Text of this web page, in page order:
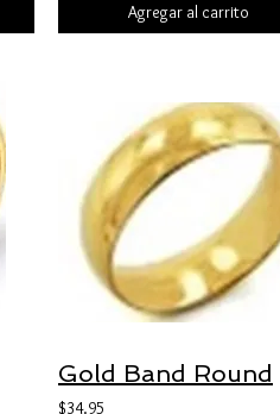
Agregar al carrito
Gold Band Round
$34.95